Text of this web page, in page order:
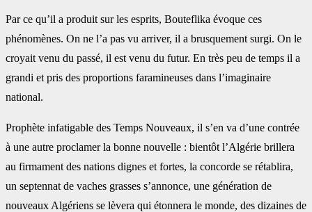
Par ce qu’il a produit sur les esprits, Bouteflika évoque ces
phénomènes. On ne l’a pas vu arriver, il a brusquement surgi. On le
croyait venu du passé, il est venu du futur. En très peu de temps il a
grandi et pris des proportions faramineuses dans l’imaginaire
national.
Prophète infatigable des Temps Nouveaux, il s’en va d’une contrée
à une autre proclamer la bonne nouvelle : bientôt l’Algérie brillera
au firmament des nations dignes et fortes, la concorde se rétablira,
un septennat de vaches grasses s’annonce, une génération de
nouveaux Algériens se lèvera qui étonnera le monde, des dizaines de